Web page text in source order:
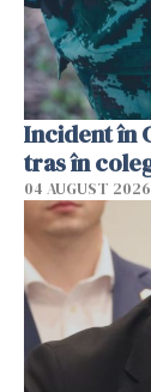
Incident în
tras în
04 AUGUST 2026